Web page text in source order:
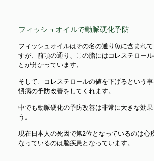
フィッシュオイルで動脈硬化予防
フィッシュオイルはその名の通り魚に含まれ
すが、前項の通り、この脂にはコレステロー
とが分かっています。
そして、コレステロールの値を下げるという
慣病の予防改善をしてくれます。
中でも動脈硬化の予防改善は非常に大きな効
う。
現在日本人の死因で第2位となっているのは心
なっているのは脳疾患となっています。